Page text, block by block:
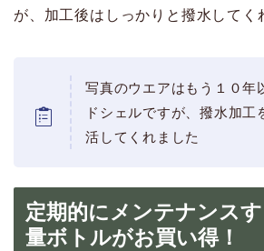
が、加工後はしっかりと撥水してく
写真のウエアはもう１０年
ドシェルですが、撥水加工
活してくれました
定期的にメンテナンス
量ボトルがお買い得！